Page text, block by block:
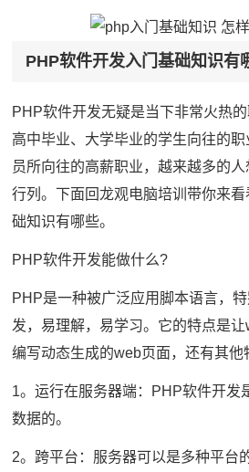
PHP软件开发入门基础知识有
PHP软件开发无疑是当下非常火热的
高中毕业、大学毕业的学生向往的
员所向往的高薪职业，越来越多的
行列。下面回龙观电脑培训带你来
础知识有哪些。
PHP软件开发能做什么?
PHP是一种被广泛应用脚本语言，
发，易理解，易学习。它的特点是
编写动态生成的web页面，还有其他
1。运行在服务器端：PHP软件开发
数据的。
2。跨平台：服务器可以是多种平台